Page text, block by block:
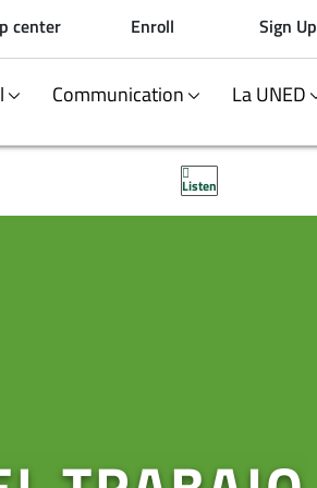
center Enroll Sign Up
Communication La UNED
Listen